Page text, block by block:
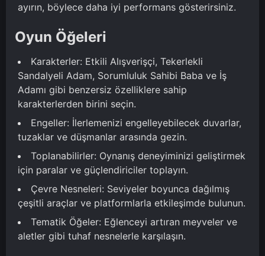
ayırın, böylece daha iyi performans gösterirsiniz.
Oyun Öğeleri
Karakterler: Etkili Alışverişçi, Tekerlekli
Sandalyeli Adam, Sorumluluk Sahibi Baba ve İş
Adamı gibi benzersiz özelliklere sahip
karakterlerden birini seçin.
Engeller: İlerlemenizi engelleyebilecek duvarlar,
tuzaklar ve düşmanlar arasında gezin.
Toplanabilirler: Oynanış deneyiminizi geliştirmek
için paralar ve güçlendiriciler toplayın.
Çevre Nesneleri: Seviyeler boyunca dağılmış
çeşitli araçlar ve platformlarla etkileşimde bulunun.
Tematik Öğeler: Eğlenceyi artıran meyveler ve
aletler gibi tuhaf nesnelerle karşılaşın.